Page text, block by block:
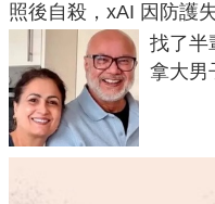
照後自殺，xAI 因防護
找了半
拿大男